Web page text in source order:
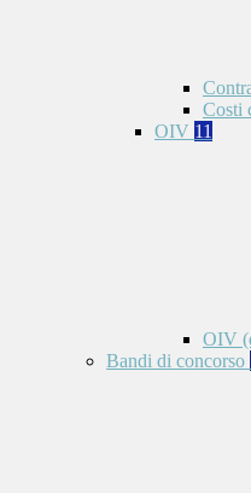
Costi
OIV 11
OIV
Bandi di concorso